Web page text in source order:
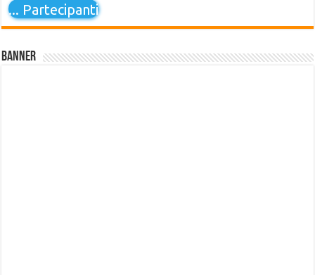
... Partecipanti
Banner